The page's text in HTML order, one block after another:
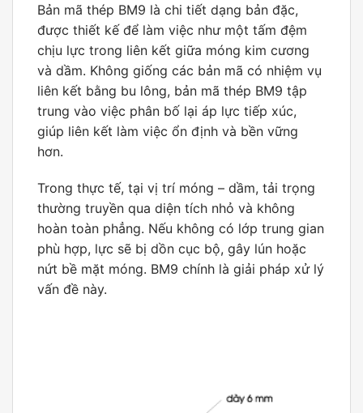
Bản mã thép BM9 là chi tiết dạng bản đặc,
được thiết kế để làm việc như một tấm đệm
chịu lực trong liên kết giữa móng kim cương
và dầm. Không giống các bản mã có nhiệm vụ
liên kết bằng bu lông, bản mã thép BM9 tập
trung vào việc phân bố lại áp lực tiếp xúc,
giúp liên kết làm việc ổn định và bền vững
hơn.
Trong thực tế, tại vị trí móng – dầm, tải trọng
thường truyền qua diện tích nhỏ và không
hoàn toàn phẳng. Nếu không có lớp trung gian
phù hợp, lực sẽ bị dồn cục bộ, gây lún hoặc
nứt bề mặt móng. BM9 chính là giải pháp xử lý
vấn đề này.